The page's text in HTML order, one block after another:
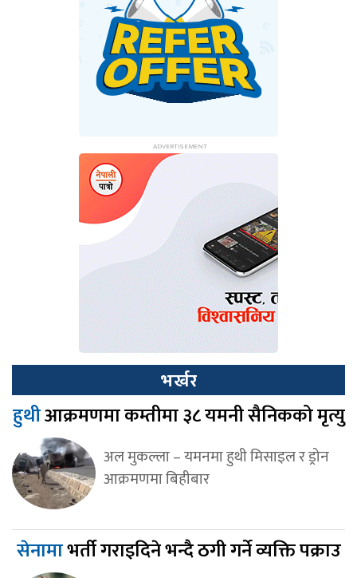
भर्खर
हुथीआक्रमणमा कम्तीमा ३८ यमनी सैनिकको मृत्यु
अल मुकल्ला – यमनमा हुथी मिसाइल र ड्रोन
आक्रमणमा बिहीबार
सेनामाभर्ती गराइदिने भन्दै ठगी गर्ने व्यक्ति पक्राउ